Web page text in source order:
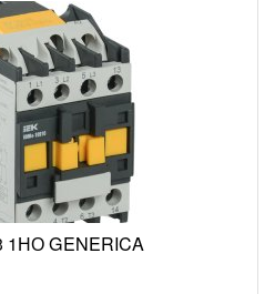
1НО GENERICA